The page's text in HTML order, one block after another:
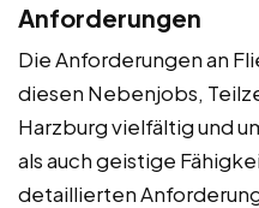
Anforderungen
Die Anforderungen an
diesen Nebenjobs,
Harzburg vielfältig und
als auch geistige
detaillierten